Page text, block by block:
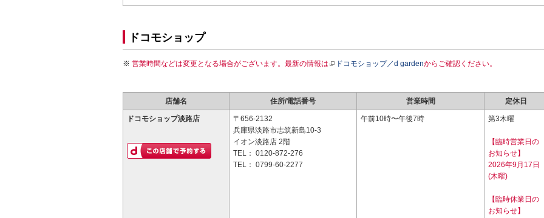
ドコモショップ
営業時間などは変更となる場合がございます。最新の情報は ドコモショップ／d gardenからご確認ください。
店舗名 住所/電話番号 営業時間 定休日
ドコモショップ淡路店
〒656-2132
兵庫県淡路市志筑新島10-3
イオン淡路店 2階
TEL： 0120-872-276
TEL： 0799-60-2277
午前10時〜午後7時 第3木曜
【臨時営業日の
お知らせ】
2026年9月17日
(木曜)
【臨時休業日の
お知らせ】